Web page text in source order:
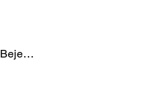
Bejelentkezés